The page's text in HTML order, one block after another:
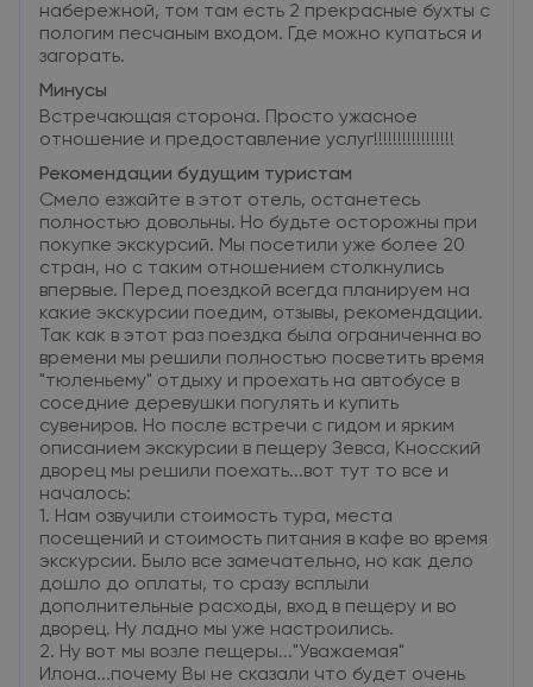
набережной, том там есть 2 прекрасные бухты с
пологим песчаным входом. Где можно купаться и
загорать.
Минусы
Встречающая сторона. Просто ужасное
отношение и предоставление услуг!!!!!!!!!!!!!!!!!
Рекомендации будущим туристам
Смело езжайте в этот отель, останетесь
полностью довольны. Но будьте осторожны при
покупке экскурсий. Мы посетили уже более 20
стран, но с таким отношением столкнулись
впервые. Перед поездкой всегда планируем на
какие экскурсии поедим, отзывы, рекомендации.
Так как в этот раз поездка была ограниченна во
времени мы решили полностью посветить время
"тюленьему" отдыху и проехать на автобусе в
соседние деревушки погулять и купить
сувениров. Но после встречи с гидом и ярким
описанием экскурсии в пещеру Зевса, Кносский
дворец мы решили поехать...вот тут то все и
началось:
1. Нам озвучили стоимость тура, места
посещений и стоимость питания в кафе во время
экскурсии. Было все замечательно, но как дело
дошло до оплаты, то сразу всплыли
дополнительные расходы, вход в пещеру и во
дворец. Ну ладно мы уже настроились.
2. Ну вот мы возле пещеры..."Уважаемая"
Илона...почему Вы не сказали что будет очень